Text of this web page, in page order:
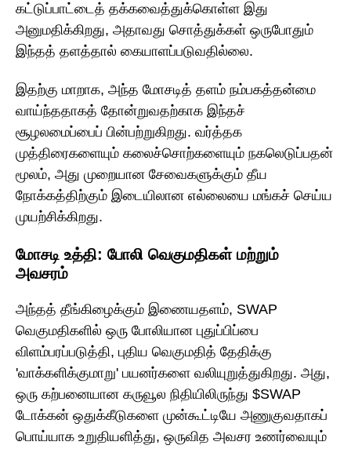
கட்டுப்பாட்டைத் தக்கவைத்துக்கொள்ள இது
அனுமதிக்கிறது, அதாவது சொத்துக்கள் ஒருபோதும்
இந்தத் தளத்தால் கையாளப்படுவதில்லை.
இதற்கு மாறாக, அந்த மோசடித் தளம் நம்பகத்தன்மை
வாய்ந்ததாகத் தோன்றுவதற்காக இந்தச்
சூழலமைப்பைப் பின்பற்றுகிறது. வர்த்தக
முத்திரைகளையும் கலைச்சொற்களையும் நகலெடுப்பதன்
மூலம், அது முறையான சேவைகளுக்கும் தீய
நோக்கத்திற்கும் இடையிலான எல்லையை மங்கச் செய்ய
முயற்சிக்கிறது.
மோசடி உத்தி: போலி வெகுமதிகள் மற்றும்
அவசரம்
அந்தத் தீங்கிழைக்கும் இணையதளம், SWAP
வெகுமதிகளில் ஒரு போலியான புதுப்பிப்பை
விளம்பரப்படுத்தி, புதிய வெகுமதித் தேதிக்கு
'வாக்களிக்குமாறு' பயனர்களை வலியுறுத்துகிறது. அது,
ஒரு கற்பனையான கருவூல நிதியிலிருந்து $SWAP
டோக்கன் ஒதுக்கீடுகளை முன்கூட்டியே அணுகுவதாகப்
பொய்யாக உறுதியளித்து, ஒருவித அவசர உணர்வையும்